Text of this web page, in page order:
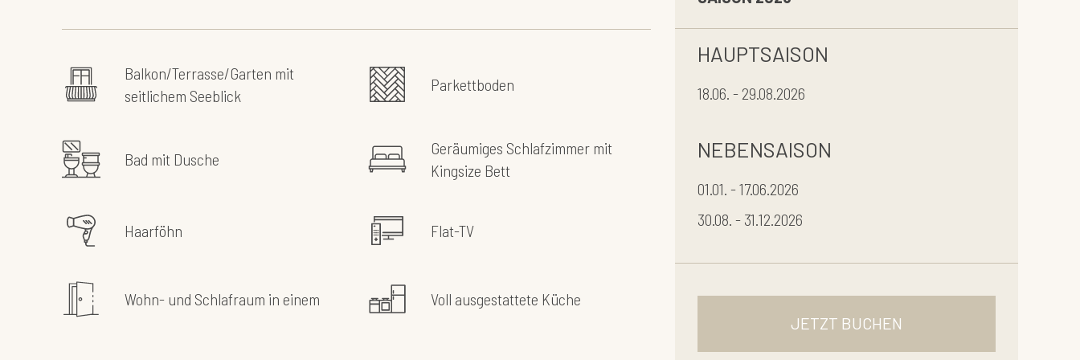
Balkon/Terrasse/Garten mit
seitlichem Seeblick
Parkettboden
Bad mit Dusche
Geräumiges Schlafzimmer mit
Kingsize Bett
Haarföhn Flat-TV
Wohn- und Schlafraum in einem Voll ausgestattete Küche
HAUPTSAISON
18.06. - 29.08.2026
NEBENSAISON
01.01. - 17.06.2026
30.08. - 31.12.2026
JETZT BUCHEN